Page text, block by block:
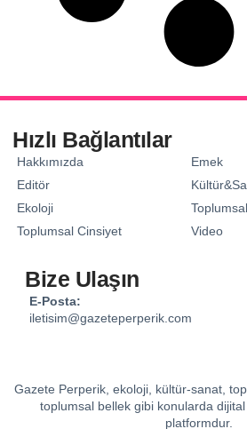
Hızlı Bağlantılar
Hakkımızda
Editör
Ekoloji
Toplumsal Cinsiyet
Emek
Video
Bize Ulaşın
E-Posta:
iletisim@gazeteperperik.com
Gazete Perperik, ekoloji, kültür-sanat,
toplumsal bellek gibi konularda
platformdur.